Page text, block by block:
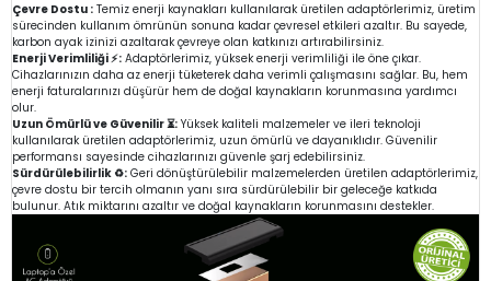
Çevre Dostu : Temiz enerji kaynakları kullanılarak üretilen adaptörlerimiz, üretim
sürecinden kullanım ömrünün sonuna kadar çevresel etkileri azaltır. Bu sayede,
karbon ayak izinizi azaltarak çevreye olan katkınızı artırabilirsiniz.
Enerji Verimliliği ⚡: Adaptörlerimiz, yüksek enerji verimliliği ile öne çıkar.
Cihazlarınızın daha az enerji tüketerek daha verimli çalışmasını sağlar. Bu, hem
enerji faturalarınızı düşürür hem de doğal kaynakların korunmasına yardımcı
olur.
Uzun Ömürlü ve Güvenilir ⏳: Yüksek kaliteli malzemeler ve ileri teknoloji
kullanılarak üretilen adaptörlerimiz, uzun ömürlü ve dayanıklıdır. Güvenilir
performansı sayesinde cihazlarınızı güvenle şarj edebilirsiniz.
Sürdürülebilirlik ♻️: Geri dönüştürülebilir malzemelerden üretilen adaptörlerimiz,
çevre dostu bir tercih olmanın yanı sıra sürdürülebilir bir geleceğe katkıda
bulunur. Atık miktarını azaltır ve doğal kaynakların korunmasını destekler.